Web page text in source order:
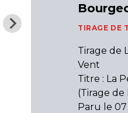
TIRAGE DE
Tirage de
Vent
Titre : La
(Tirage de
Paru le 07